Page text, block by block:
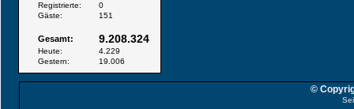
Registrierte:
0
Gäste:
151
Gesamt: 9.208.324
Heute:
4.229
Gestern:
19.006
©